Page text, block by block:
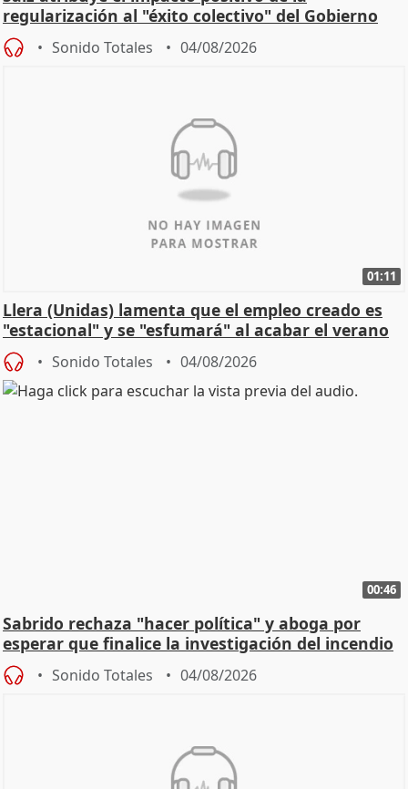
regularización al "éxito colectivo" del Gobierno
Sonido Totales 04/08/2026
01:11
Llera (Unidas) lamenta que el empleo creado es
"estacional" y se "esfumará" al acabar el verano
Sonido Totales 04/08/2026
00:46
Sabrido rechaza "hacer política" y aboga por
esperar que finalice la investigación del incendio
Sonido Totales 04/08/2026